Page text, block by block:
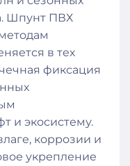
Шпунт ПВХ
в тех
фиксация
и экосистему.
коррозии и
укрепление